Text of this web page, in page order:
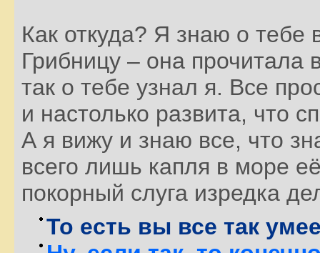
Как откуда? Я знаю о тебе
Грибницу – она
так о тебе узнал я. Все
и настолько развита, что
А я вижу и знаю все, что
всего лишь капля в море
покорный слуга изредка
То есть вы все так